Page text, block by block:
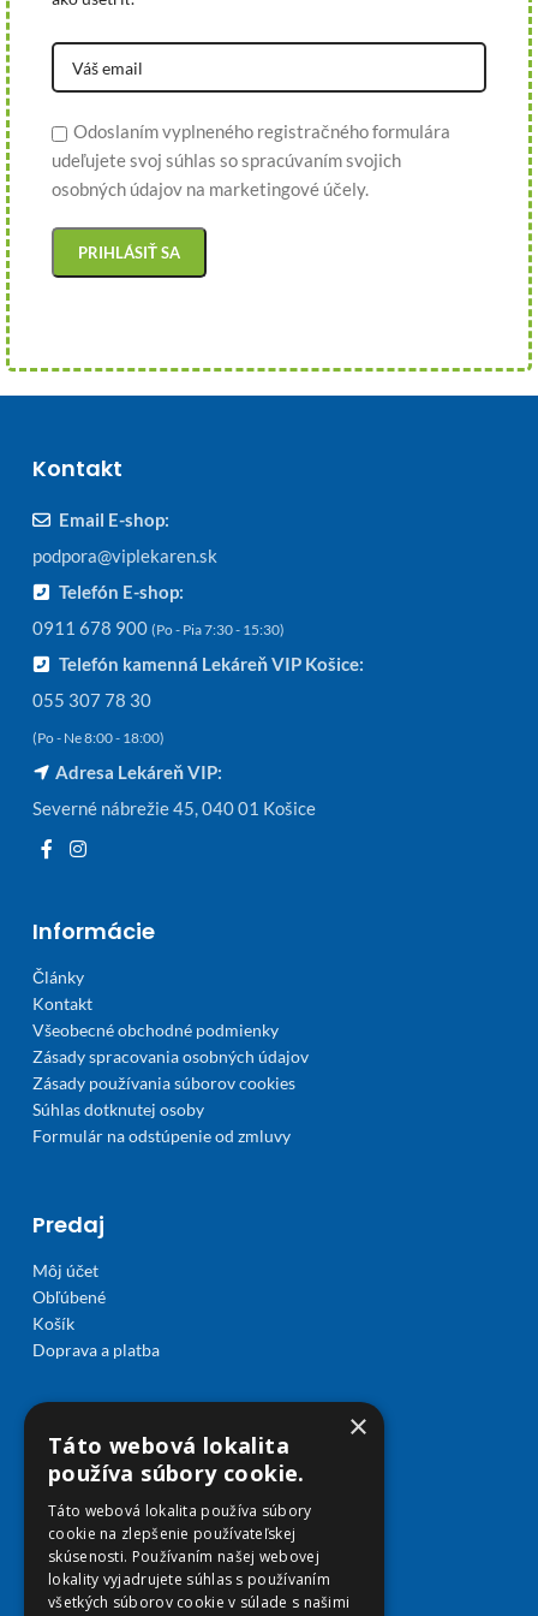
Odoslaním vyplneného registračného formulára
udeľujete svoj súhlas so spracúvaním svojich
osobných údajov na marketingové účely.
Kontakt
Email E-shop:
podpora@viplekaren.sk
Telefón E-shop:
0911 678 900 (Po - Pia 7:30 - 15:30)
Telefón kamenná Lekáreň VIP Košice:
055 307 78 30
(Po - Ne 8:00 - 18:00)
Adresa Lekáreň VIP:
Severné nábrežie 45, 040 01 Košice
Informácie
Články
Kontakt
Všeobecné obchodné podmienky
Zásady spracovania osobných údajov
Zásady používania súborov cookies
Súhlas dotknutej osoby
Formulár na odstúpenie od zmluvy
Predaj
Môj účet
Obľúbené
Košík
Doprava a platba
×
Táto webová lokalita
používa súbory cookie.
Táto webová lokalita používa súbory
cookie na zlepšenie používateľskej
skúsenosti. Používaním našej webovej
lokality vyjadrujete súhlas s používaním
všetkých súborov cookie v súlade s našimi